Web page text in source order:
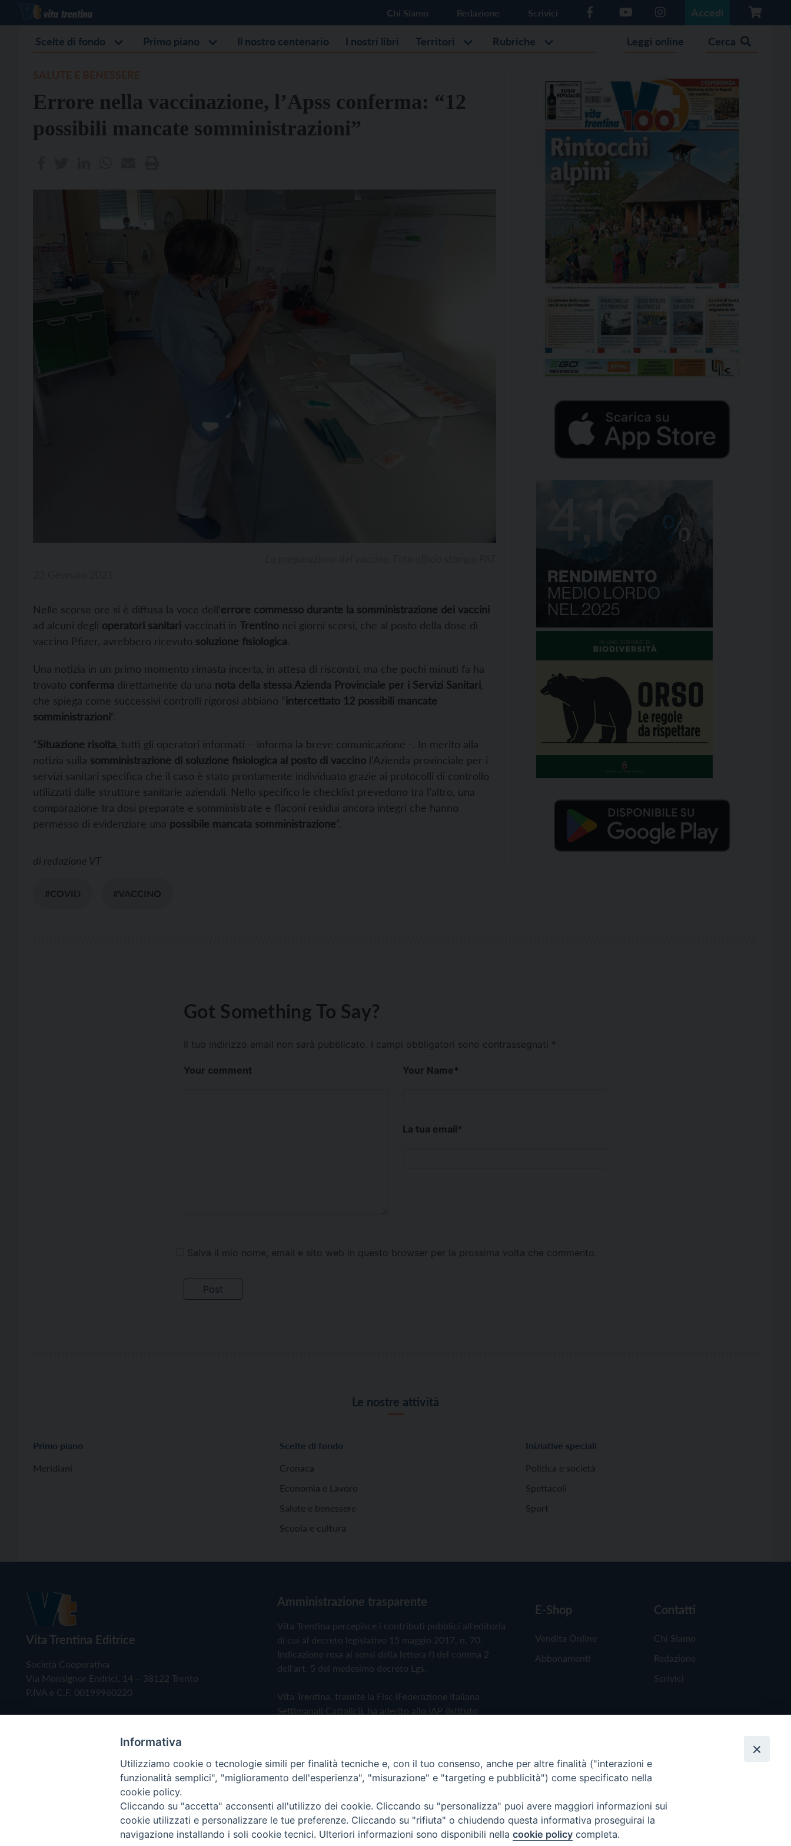
Chi Siamo Redazione Scrivici Accedi
Scelte di fondo Primo piano Il nostro centenario I nostri libri Territori Rubriche Leggi online Cerca
Errore nella vaccinazione, l’Apss conferma: “12
possibili mancate somministrazioni”
Nelle scorse ore si è diffusa la voce dell’errore commesso durante la somministrazione dei vaccini
ad alcuni degli operatori sanitari vaccinati in Trentino nei giorni scorsi, che al posto della dose di
vaccino Pfizer, avrebbero ricevuto soluzione fisiologica.
Una notizia in un primo momento rimasta incerta, in attesa di riscontri, ma che pochi minuti fa ha
trovato conferma direttamente da una nota della stessa Azienda Provinciale per i Servizi Sanitari
che spiega come successivi controlli rigorosi abbiano “intercettato 12 possibili mancate
somministrazioni“.
“Situazione risolta , tutti gli operatori informati – informa la breve comunicazione -. In merito alla
notizia sulla somministrazione di soluzione fisiologica al posto di vaccino l’Azienda provinciale per i
servizi sanitari specifica che il caso è stato prontamente individuato grazie ai protocolli di controllo
utilizzati dalle strutture sanitarie aziendali. Nello specifico le checklist prevedono tra l’altro, una
comparazione tra dosi preparate e somministrate e flaconi residui ancora integri che hanno
permesso di evidenziare una possibile mancata somministrazione“.
di redazione VT
#COVID #VACCINO
Got Something To Say?
Il tuo indirizzo email non sarà pubblicato. I campi obbligatori sono contrassegnati *
Your comment Your Name*
La tua email*
Salva il mio nome, email e sito web in questo browser per la prossima volta che commento.
Le nostre attività
Primo piano
Meridiani
Scelte di fondo
Cronaca
Economia e Lavoro
Salute e benessere
Scuola e cultura
Iniziative speciali
Politica e società
Spettacoli
Sport
Vita Trentina Editrice
Società Cooperativa
Via Monsignor Endrici, 14 – 38122 Trento
P.IVA e C.F. 00199960220
Amministrazione trasparente
Vita Trentina percepisce i contributi pubblici all'editoria
di cui al decreto legislativo 15 maggio 2017, n. 70.
Indicazione resa ai sensi della lettera f) del comma 2
dell'art. 5 del medesimo decreto Lgs.
Vita Trentina, tramite la Fisc (Federazione Italiana
Settimanali Cattolici), ha aderito allo IAP (Istituto
Privacy Policy Cookie Policy
E-Shop
Vendita Online
Abbonamenti
Contatti
Chi Siamo
Redazione
Scrivici
Copyright © 2019 - Tutti i diritti riservati - Vita Trentina Editrice
Informativa
Utilizziamo cookie o tecnologie simili per finalità tecniche e, con il tuo consenso, anche per altre finalità ("interazioni e
funzionalità semplici", "miglioramento dell'esperienza", "misurazione" e "targeting e pubblicità") come specificato nella
cookie policy.
Cliccando su "accetta" acconsenti all'utilizzo dei cookie. Cliccando su "personalizza" puoi avere maggiori informazioni sui
cookie utilizzati e personalizzare le tue preferenze. Cliccando su "rifiuta" o chiudendo questa informativa proseguirai la
navigazione installando i soli cookie tecnici. Ulteriori informazioni sono disponibili nella cookie policy completa.